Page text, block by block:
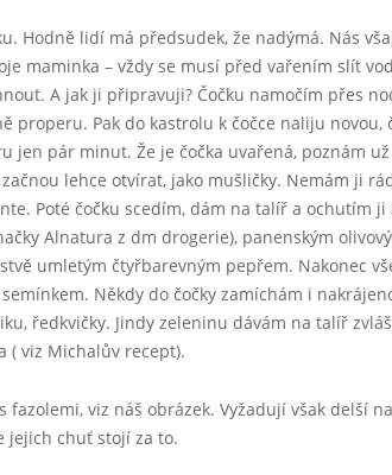
Hodně lidí má předsudek, že nadýmá. Nás
maminka – vždy se musí před vařením slít
A jak ji připravuji? Čočku namočím přes
properu. Pak do kastrolu k čočce naliju novou,
jen pár minut. Že je čočka uvařená, poznám
lehce otvírat, jako mušličky. Nemám ji
Poté čočku scedím, dám na talíř a ochutím
Alnatura z dm drogerie), panenským
umletým čtyřbarevným pepřem. Nakonec
Někdy do čočky zamíchám i
ředkvičky. Jindy zeleninu dávám na talíř
( viz Michalův recept).
fazolemi, viz náš obrázek. Vyžadují však delší
jejich chuť stojí za to.